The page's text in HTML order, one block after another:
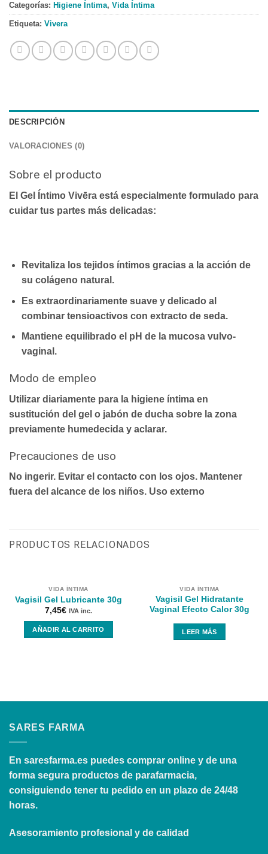
Categorías: Higiene Íntima, Vida Íntima
Etiqueta: Vivera
DESCRIPCIÓN
VALORACIONES (0)
Sobre el producto
El Gel Íntimo Vivēra está especialmente formulado para
cuidar tus partes más delicadas:
Revitaliza los tejidos íntimosgracias a la acción de
su colágeno natural.
Es extraordinariamente suave y delicadoal
combinar tensioactivos con extracto de seda.
Mantiene equilibrado el pH de la mucosa vulvo-
vaginal .
Modo de empleo
Utilizar diariamente para la higiene íntima en
sustitución del gel o jabón de ducha sobre la zona
previamente humedecida y aclarar.
Precauciones de uso
No ingerir. Evitar el contacto con los ojos. Mantener
fuera del alcance de los niños. Uso externo
PRODUCTOS RELACIONADOS
VIDA ÍNTIMA
Vagisil Gel Lubricante 30g
7,45€ IVA inc.
AÑADIR AL CARRITO
VIDA ÍNTIMA
Vagisil Gel Hidratante
Vaginal Efecto Calor 30g
LEER MÁS
SARES FARMA
En saresfarma.es puedes comprar online y de una
forma segura productos de parafarmacia,
consiguiendo tener tu pedido en un plazo de 24/48
horas.
Asesoramiento profesional y de calidad